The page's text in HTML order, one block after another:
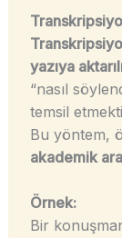
yazıya
“nasıl
temsil
Bu yöntem,
akademik
Örnek:
Bir